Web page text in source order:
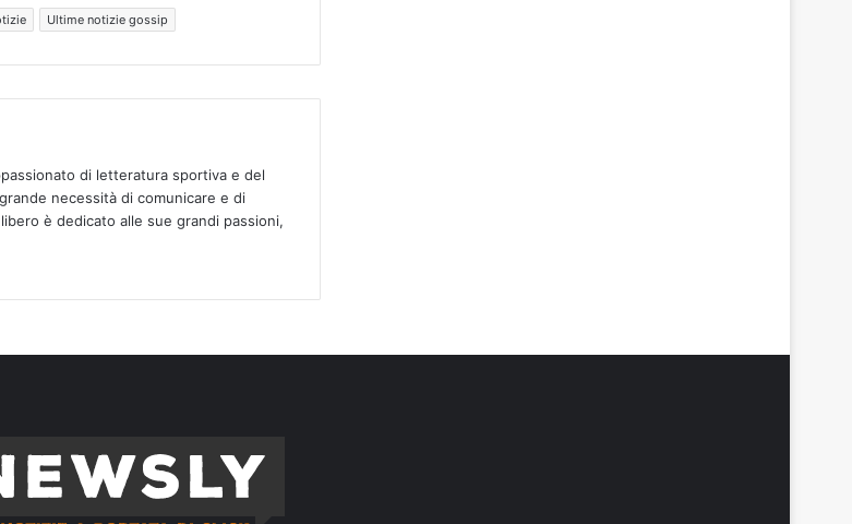
Ultime notizie gossip
di letteratura sportiva e del
necessità di comunicare e di
è dedicato alle sue grandi passioni,